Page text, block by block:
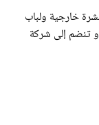
خارجية ولباب
تنضم إلى شركة